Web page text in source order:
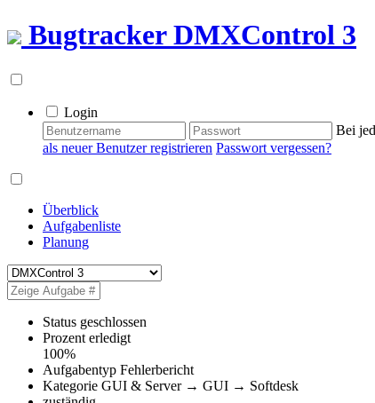
BugtrackerDMXControl 3
Login
Bei
als neuer Benutzer registrieren Passwort vergessen?
Überblick
Aufgabenliste
Planung
Status geschlossen
Prozent erledigt
100%
Aufgabentyp Fehlerbericht
Kategorie GUI & Server → GUI → Softdesk